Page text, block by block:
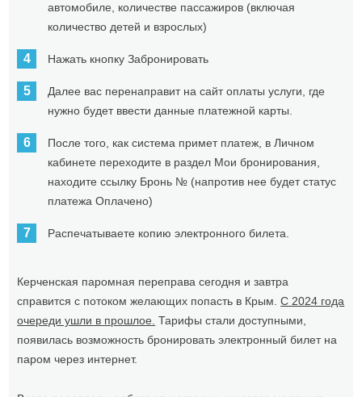
автомобиле, количестве пассажиров (включая
количество детей и взрослых)
Нажать кнопку Забронировать
Далее вас перенаправит на сайт оплаты услуги, где
нужно будет ввести данные платежной карты.
После того, как система примет платеж, в Личном
кабинете переходите в раздел Мои бронирования,
находите ссылку Бронь № (напротив нее будет статус
платежа Оплачено)
Распечатываете копию электронного билета.
Керченская паромная переправа сегодня и завтра
справится с потоком желающих попасть в Крым.С 2024 года
очереди ушли в прошлое. Тарифы стали доступными,
появилась возможность бронировать электронный билет на
паром через интернет.